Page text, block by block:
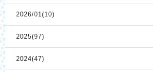
2026/01(10)
2025(97)
2024(47)